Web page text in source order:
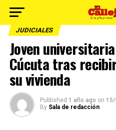
JUDICIALES
Joven
Cúcuta tras
su vivienda
Published 1 año ago on
By Sala de redacción